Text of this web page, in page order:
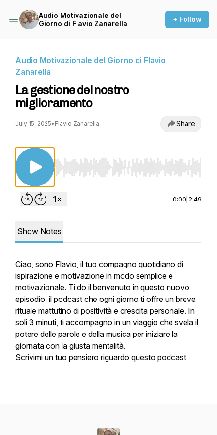
Audio Motivazionale del
Giorno di Flavio Zanarella
+ Follow
Audio Motivazionale del Giorno di Flavio
Zanarella
La gestione del nostro
miglioramento
July 15, 2025• Flavio Zanarella Share
Use Left/Right to seek, Home/End to jump
0:00 2:49
Show Notes
Ciao, sono Flavio, il tuo compagno quotidiano di
ispirazione e motivazione in modo semplice e
motivazionale. Ti do il benvenuto in questo nuovo
episodio, il podcast che ogni giorno ti offre un breve
rituale mattutino di positività e crescita personale. In
soli 3 minuti, ti accompagno in un viaggio che svela il
potere delle parole e della musica per iniziare la
giornata con la giusta mentalità.
Scrivimi un tuo pensiero riguardo questo podcast